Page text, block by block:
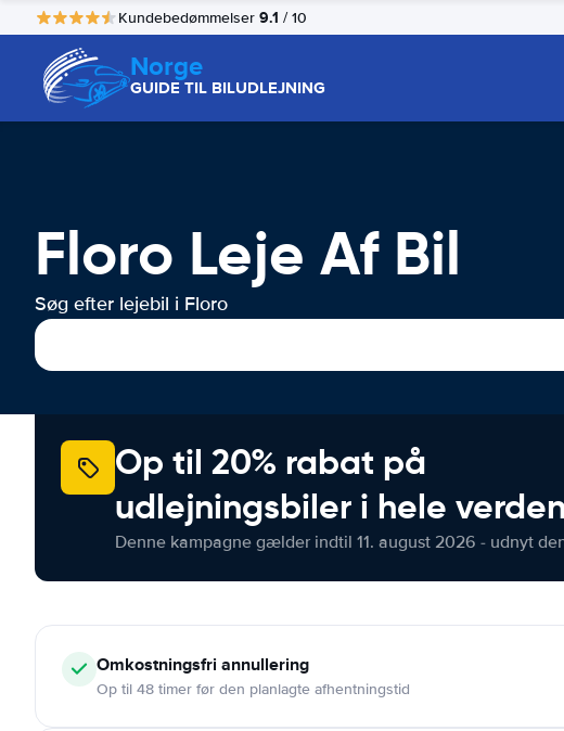
Kundebedømmelser 9.1 / 10
Norge
GUIDE TIL BILUDLEJNING
Floro Leje Af Bil
Søg efter lejebil i Floro
Op til 20% rabat på
udlejningsbiler i hele verden
Denne kampagne gælder indtil 11. august 2026 - udnyt
Omkostningsfri annullering
Op til 48 timer før den planlagte afhentningstid